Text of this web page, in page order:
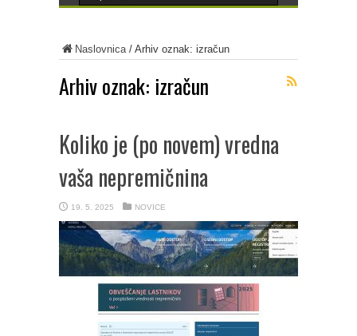
Naslovnica/ Arhiv oznak: izračun
Arhiv oznak: izračun
Koliko je (po novem) vredna
vaša nepremičnina
19. 5. 2025 NOVICE